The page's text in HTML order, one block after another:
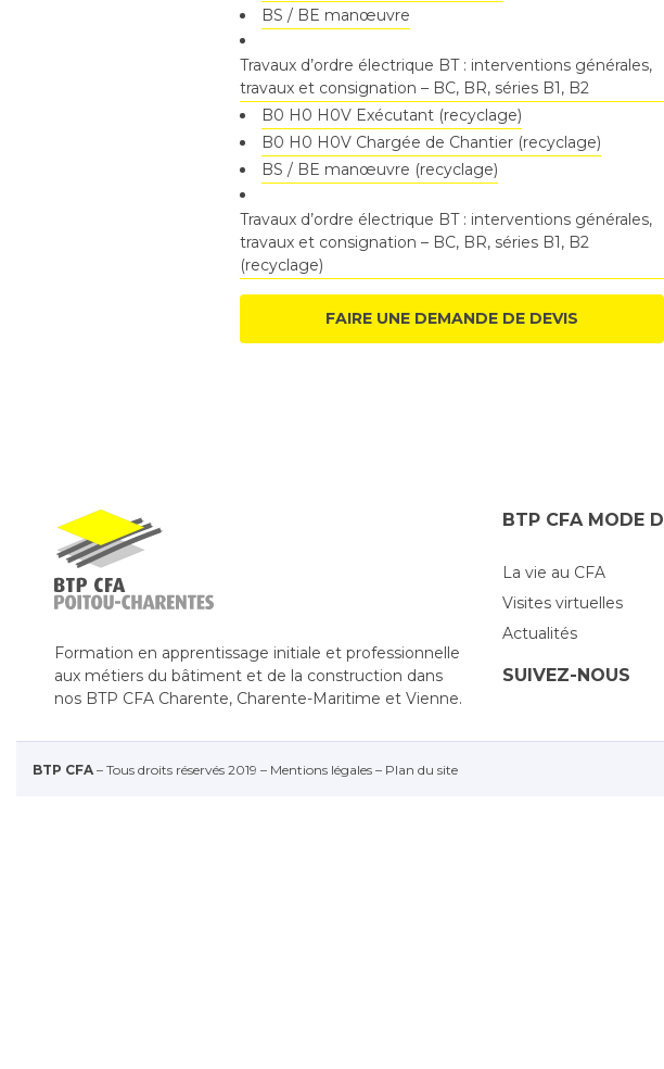
BS / BE manœuvre
Travaux d’ordre électrique BT : interventions générales,
travaux et consignation – BC, BR, séries B1, B2
B0 H0 H0V Exécutant (recyclage)
B0 H0 H0V Chargée de Chantier (recyclage)
BS / BE manœuvre (recyclage)
Travaux d’ordre électrique BT : interventions générales,
travaux et consignation – BC, BR, séries B1, B2
(recyclage)
FAIRE UNE DEMANDE DE DEVIS
Formation en apprentissage initiale et professionnelle
aux métiers du bâtiment et de la construction dans
nos BTP CFA Charente, Charente-Maritime et Vienne.
BTP CFA MODE
La vie au CFA
Visites virtuelles
Actualités
SUIVEZ-NOUS
BTP CFA – Tous droits réservés 2019 – Mentions légales – Plan du site